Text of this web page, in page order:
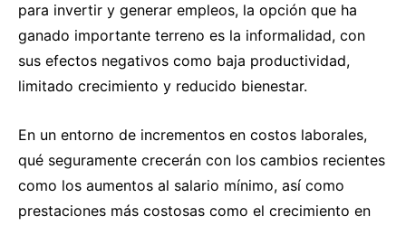
para invertir y generar empleos, la opción que ha
ganado importante terreno es la informalidad, con
sus efectos negativos como baja productividad,
limitado crecimiento y reducido bienestar.
En un entorno de incrementos en costos laborales,
qué seguramente crecerán con los cambios recientes
como los aumentos al salario mínimo, así como
prestaciones más costosas como el crecimiento en